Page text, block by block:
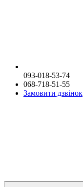
093-018-53-74
068-718-51-55
Замовити дзвінок